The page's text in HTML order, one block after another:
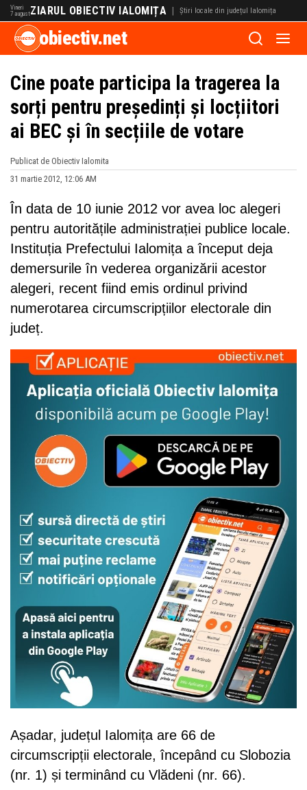
Vineri
7 augustZIARUL OBIECTIV IALOMIȚA | Știri locale din județul Ialomița
obiectiv.net
Cine poate participa la tragerea la
sorți pentru președinți și locțiitori
ai BEC și în secțiile de votare
Publicat de Obiectiv Ialomita
31 martie 2012, 12:06 AM
În data de 10 iunie 2012 vor avea loc alegeri
pentru autoritățile administrației publice locale.
Instituția Prefectului Ialomița a început deja
demersurile în vederea organizării acestor
alegeri, recent fiind emis ordinul privind
numerotarea circumscripțiilor electorale din
județ.
Așadar, județul Ialomița are 66 de
circumscripții electorale, începând cu Slobozia
(nr. 1) și terminând cu Vlădeni (nr. 66).